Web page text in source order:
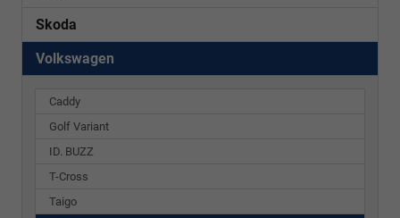
Skoda
Volkswagen
Caddy
Golf Variant
ID. BUZZ
T-Cross
Taigo